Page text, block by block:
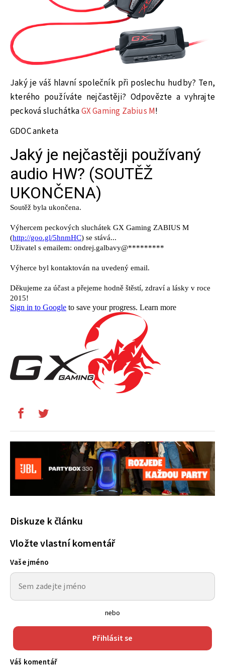
Jaký je váš hlavní společník při poslechu hudby? Ten,
kterého používáte nejčastěji? Odpovězte a vyhrajte
pecková sluchátkaGX Gaming Zabius M!
GDOC anketa
Diskuze k článku
Vložte vlastní komentář
Vaše jméno
nebo
Přihlásit se
Váš komentář